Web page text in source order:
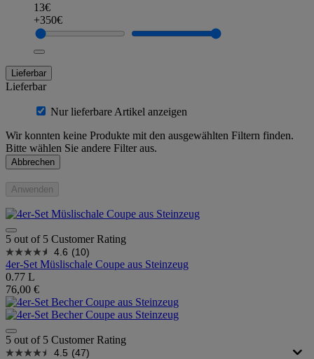
13€
+350€
Lieferbar
Lieferbar
Nur lieferbare Artikel anzeigen
Wir konnten keine Produkte mit den ausgewählten Filtern finden.
Bitte wählen Sie andere Filter aus.
Abbrechen
Anwenden
5 out of 5 Customer Rating
4.6 (10)
4er-Set Müslischale Coupe aus Steinzeug
0.77 L
76,00 €
5 out of 5 Customer Rating
4.5 (47)